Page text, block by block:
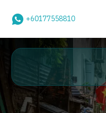
+60177558810